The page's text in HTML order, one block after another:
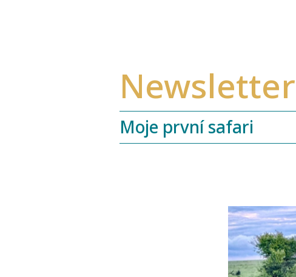
Moje první safari